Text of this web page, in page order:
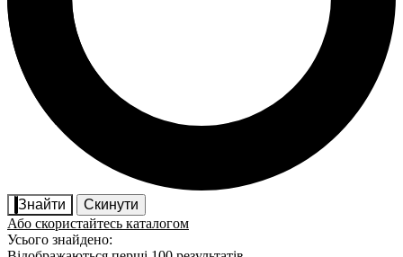
Знайти
Скинути
Або скористайтесь каталогом
Усього знайдено: